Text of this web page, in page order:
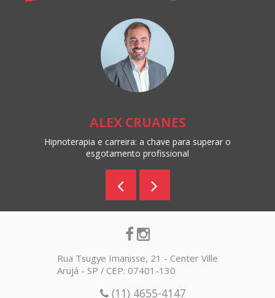
ALEX CRUANES
Hipnoterapia e carreira: a chave para superar o
esgotamento profissional
Rua Tsugye Imanisse, 21 - Center Ville
Arujá - SP / CEP: 07401-130
(11) 4655-4147